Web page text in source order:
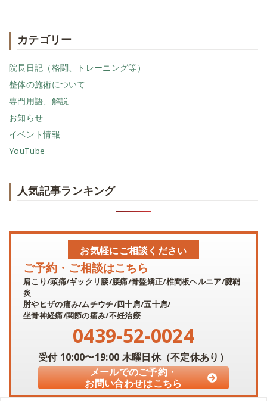
カテゴリー
院長日記（格闘、トレーニング等）
整体の施術について
専門用語、解説
お知らせ
イベント情報
YouTube
人気記事ランキング
お気軽にご相談ください
ご予約・ご相談はこちら
肩こり/頭痛/ギックリ腰/腰痛/骨盤矯正/椎間板ヘルニア/腱鞘
炎
肘やヒザの痛み/ムチウチ/四十肩/五十肩/
坐骨神経痛/関節の痛み/不妊治療
0439-52-0024
受付 10:00〜19:00 木曜日休（不定休あり）
メールでのご予約・
お問い合わせはこちら